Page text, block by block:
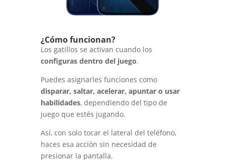
¿Cómo funcionan?
Los gatillos se activan cuando los
configuras dentro del juego.
Puedes asignarles funciones como
disparar, saltar, acelerar, apuntar o usar
habilidades, dependiendo del tipo de
juego que estés jugando.
Así, con solo tocar el lateral del teléfono,
haces esa acción sin necesidad de
presionar la pantalla.